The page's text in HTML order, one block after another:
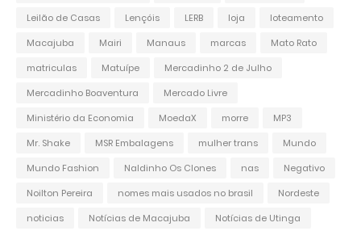
Leilão de Casas
Lençóis LERB loja
loteamento
Macajuba
Mairi Manaus marcas
Mato Rato
matriculas
Matuípe
Mercadinho 2 de Julho
Mercadinho Boaventura
Mercado Livre
Ministério da Economia
MoedaX morre
MP3
Mr. Shake
MSR Embalagens mulher trans
Mundo
Mundo Fashion
Naldinho Os Clones nas
Negativo
Noilton Pereira
nomes mais usados no brasil
Nordeste
noticias
Notícias de Macajuba
Notícias de Utinga